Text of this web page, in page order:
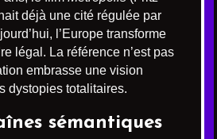
déjà une cité régulée par
l’Europe transforme
légal. La référence n’est pas
embrasse une vision
dystopies totalitaires.
sémantiques